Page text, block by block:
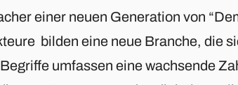
einer neuen Generation von
bilden eine neue Branche, die
umfassen eine wachsende